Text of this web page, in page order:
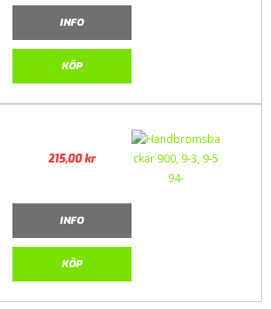
INFO
KÖP
215,00kr
INFO
KÖP